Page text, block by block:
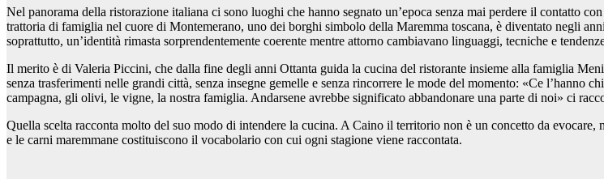
Nel panorama della ristorazione italiana ci sono luoghi che hanno segnato un’epoca senza mai perdere il contatto
trattoria di famiglia nel cuore di Montemerano, uno dei borghi simbolo della Maremma toscana, è diventato negli
soprattutto, un’identità rimasta sorprendentemente coerente mentre attorno cambiavano linguaggi, tecniche e
Il merito è di Valeria Piccini, che dalla fine degli anni Ottanta guida la cucina del ristorante insieme alla famiglia
senza trasferimenti nelle grandi città, senza insegne gemelle e senza rincorrere le mode del momento: «Ce
campagna, gli olivi, le vigne, la nostra famiglia. Andarsene avrebbe significato abbandonare una parte di noi» ci
Quella scelta racconta molto del suo modo di intendere la cucina. A Caino il territorio non è un concetto da
e le carni maremmane costituiscono il vocabolario con cui ogni stagione viene raccontata.